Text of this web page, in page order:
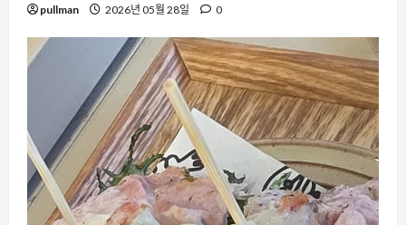
pullman 2026년 05월 28일 0